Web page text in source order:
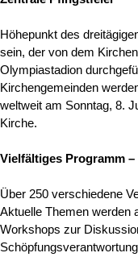
Höhepunkt des
sein, der von dem
Olympiastadion
Kirchengemeinden
weltweit am Sonntag, 8.
Kirche.
Vielfältiges Programm
Über 250 verschiedene
Aktuelle Themen werden
Workshops zur